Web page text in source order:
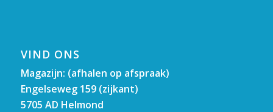
VIND ONS
Magazijn: (afhalen op afspraak)
Engelseweg 159 (zijkant)
5705 AD Helmond